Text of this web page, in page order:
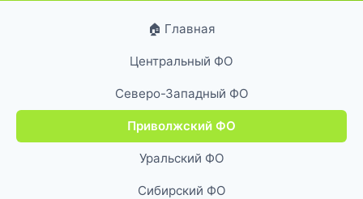
🏠 Главная
Центральный ФО
Северо-Западный ФО
Приволжский ФО
Уральский ФО
Сибирский ФО